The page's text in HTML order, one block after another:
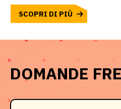
SCOPRI DI PIÙ
DOMANDE